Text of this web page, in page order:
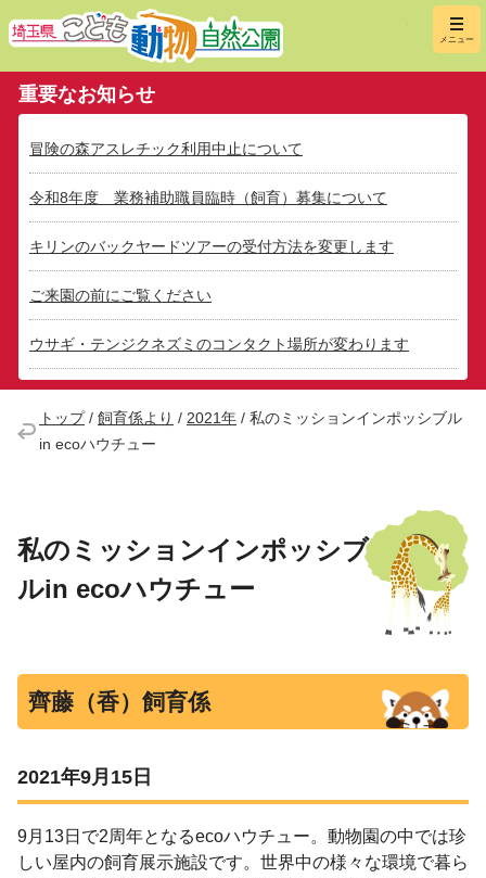
埼玉県
メニュー
重要なお知らせ
冒険の森アスレチック利用中止について
令和8年度 業務補助職員臨時（飼育）募集について
キリンのバックヤードツアーの受付方法を変更します
ご来園の前にご覧ください
ウサギ・テンジクネズミのコンタクト場所が変わります
トップ/ 飼育係より / 2021年 / 私のミッションインポッシブル
in ecoハウチュー
私のミッションインポッシブ
ルin ecoハウチュー
齊藤（香）飼育係
2021年9月15日
9月 13日で2周年となるecoハウチュー。動物園の中では珍
しい屋内の飼育展示施設です。世界中の様々な環境で暮ら